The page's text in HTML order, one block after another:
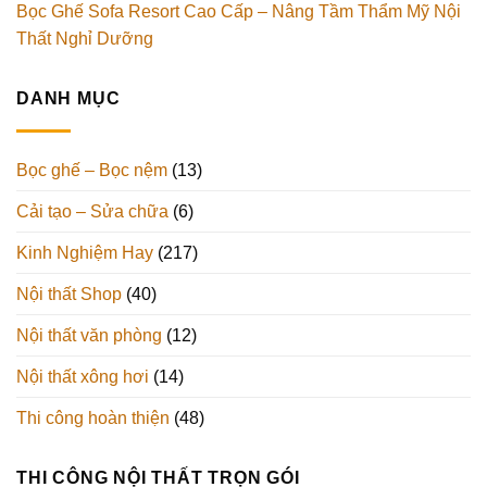
Bọc Ghế Sofa Resort Cao Cấp – Nâng Tầm Thẩm Mỹ Nội
Thất Nghỉ Dưỡng
DANH MỤC
Bọc ghế – Bọc nệm (13)
Cải tạo – Sửa chữa (6)
Kinh Nghiệm Hay (217)
Nội thất Shop (40)
Nội thất văn phòng (12)
Nội thất xông hơi (14)
Thi công hoàn thiện (48)
THI CÔNG NỘI THẤT TRỌN GÓI